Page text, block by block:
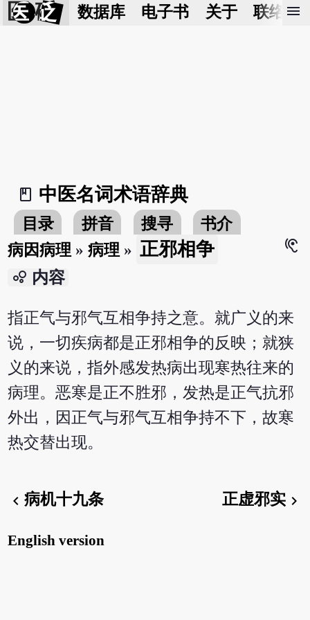
医 砭 数据库 电子书 关于 联络我
menu
book_2
中医名词术语辞典
目录 拼音 搜寻
书介
病因病理 »病理 » 正邪相争
hearing
bubble_chart 内容
指正气与邪气互相争持之意。就广义的来
说，一切疾病都是正邪相争的反映；就狭
义的来说，指外感发热病出现寒热往来的
病理。恶寒是正不胜邪，发热是正气抗邪
外出，因正气与邪气互相争持不下，故寒
热交替出现。
chevron_left病机十九条 正虚邪实chevron_right
English version